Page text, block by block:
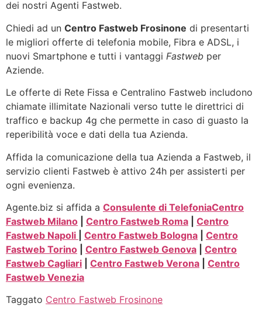
dei nostri Agenti Fastweb.
Chiedi ad un Centro Fastweb Frosinone di presentarti
le migliori offerte di telefonia mobile, Fibra e ADSL, i
nuovi Smartphone e tutti i vantaggi Fastweb per
Aziende.
Le offerte di Rete Fissa e Centralino Fastweb includono
chiamate illimitate Nazionali verso tutte le direttrici di
traffico e backup 4g che permette in caso di guasto la
reperibilità voce e dati della tua Azienda.
Affida la comunicazione della tua Azienda a Fastweb, il
servizio clienti Fastweb è attivo 24h per assisterti per
ogni evenienza.
Agente.biz si affida a Consulente di TelefoniaCentro
Fastweb Milano
Centro Fastweb Roma
Centro
Fastweb Napoli
Centro Fastweb Bologna
Centro
Fastweb Torino
Centro Fastweb Genova
Centro
Fastweb Cagliari
Centro Fastweb Verona
Centro
Fastweb Venezia
Taggato Centro Fastweb Frosinone